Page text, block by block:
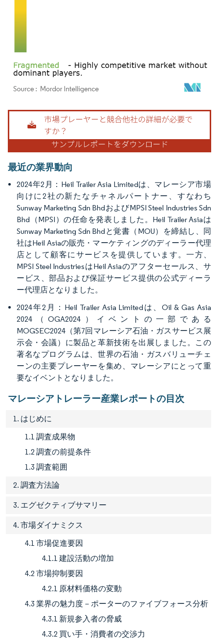
画像 © Mordor Intelligence。再利用にはCC BY 4.0の表示が必要です。
最近の業界動向
2024年2月：Heil Trailer Asia Limitedは、マレーシア市場
向けに2社の新たなチャネルパートナー、すなわち
Sunway Marketing Sdn BhdおよびMPSI Steel Industries Sdn
Bhd（MPSI）の任命を発表しました。Heil Trailer Asiaは
Sunway Marketing Sdn Bhdと覚書（MOU）を締結し、同
社はHeil Asiaの販売・マーケティングのディーラー代理
店として顧客にサービスを提供しています。一方、
MPSI Steel IndustriesはHeil Asiaのアフターセールス、サ
ービス、部品および保証サービス提供の公式ディーラ
ー代理店となりました。
2024年2月：Heil Trailer Asia Limitedは、Oil & Gas Asia
2024（OGA2024）イベントの一部である
MOGSEC2024（第7回マレーシア石油・ガスサービス展
示会・会議）に製品と革新技術を出展しました。この
著名なプログラムは、世界の石油・ガスバリューチェ
ーンの主要プレーヤーを集め、マレーシアにとって重
要なイベントとなりました。
マレーシアトレーラー産業レポートの目次
1. はじめに
1.1 調査成果物
1.2 調査の前提条件
1.3 調査範囲
2. 調査方法論
3. エグゼクティブサマリー
4. 市場ダイナミクス
4.1 市場促進要因
4.1.1 建設活動の増加
4.2 市場抑制要因
4.2.1 原材料価格の変動
4.3 業界の魅力度－ポーターのファイブフォース分析
4.3.1 新規参入者の脅威
4.3.2 買い手・消費者の交渉力